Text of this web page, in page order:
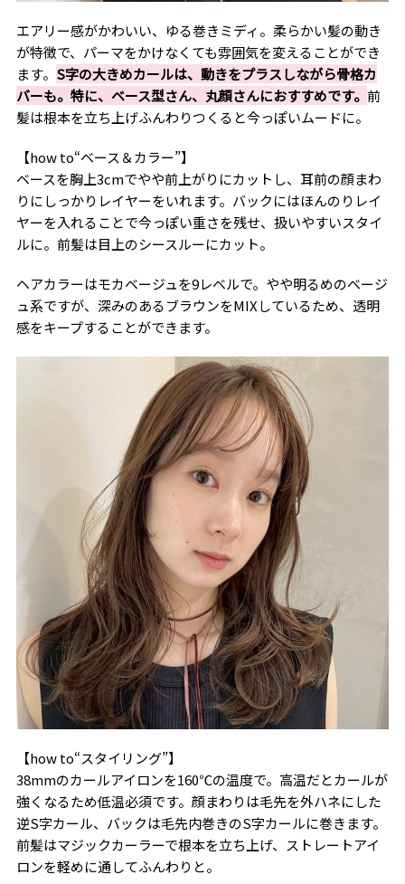
エアリー感がかわいい、ゆる巻きミディ。柔らかい髪の動き
が特徴で、パーマをかけなくても雰囲気を変えることができ
ます。 S字の大きめカールは、動きをプラスしながら骨格カ
バーも。特に、ベース型さん、丸顔さんにおすすめです。 前
髪は根本を立ち上げふんわりつくると今っぽいムードに。
【how to“ベース＆カラー”】
ベースを胸上3cmでやや前上がりにカットし、耳前の顔まわ
りにしっかりレイヤーをいれます。バックにはほんのりレイ
ヤーを入れることで今っぽい重さを残せ、扱いやすいスタイ
ルに。前髪は目上のシースルーにカット。
ヘアカラーはモカベージュを9レベルで。やや明るめのベージ
ュ系ですが、深みのあるブラウンをMIXしているため、透明
感をキープすることができます。
【how to“スタイリング”】
38mmのカールアイロンを160℃の温度で。高温だとカールが
強くなるため低温必須です。顔まわりは毛先を外ハネにした
逆S字カール、バックは毛先内巻きのS字カールに巻きます。
前髪はマジックカーラーで根本を立ち上げ、ストレートアイ
ロンを軽めに通してふんわりと。